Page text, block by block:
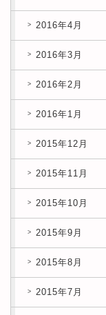
2016年4月
2016年3月
2016年2月
2016年1月
2015年12月
2015年11月
2015年10月
2015年9月
2015年8月
2015年7月